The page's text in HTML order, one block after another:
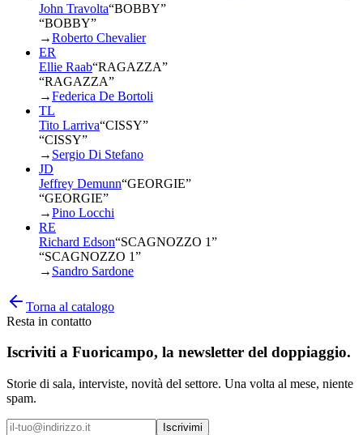
John Travolta“BOBBY”
“BOBBY”
→Roberto Chevalier
ER
Ellie Raab“RAGAZZA”
“RAGAZZA”
→Federica De Bortoli
TL
Tito Larriva“CISSY”
“CISSY”
→ Sergio Di Stefano
JD
Jeffrey Demunn“GEORGIE”
“GEORGIE”
→Pino Locchi
RE
Richard Edson“SCAGNOZZO 1”
“SCAGNOZZO 1”
→ Sandro Sardone
Torna al catalogo
Resta in contatto
Iscriviti a Fuoricampo, la newsletter del doppiaggio.
Storie di sala, interviste, novità del settore. Una volta al mese, niente
spam.
Iscrivimi